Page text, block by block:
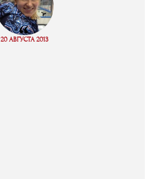
“
20 АВГУСТА 2013
Read